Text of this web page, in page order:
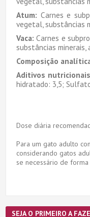
Atum: Carnes e
vegetal, substâncias
Vaca: Carnes e
substâncias minerais,
Composição
Aditivos
hidratado: 3,5;
Dose diária
Para um gato adulto
considerando gatos
se necessário de
SEJA O PRIMEIRO A